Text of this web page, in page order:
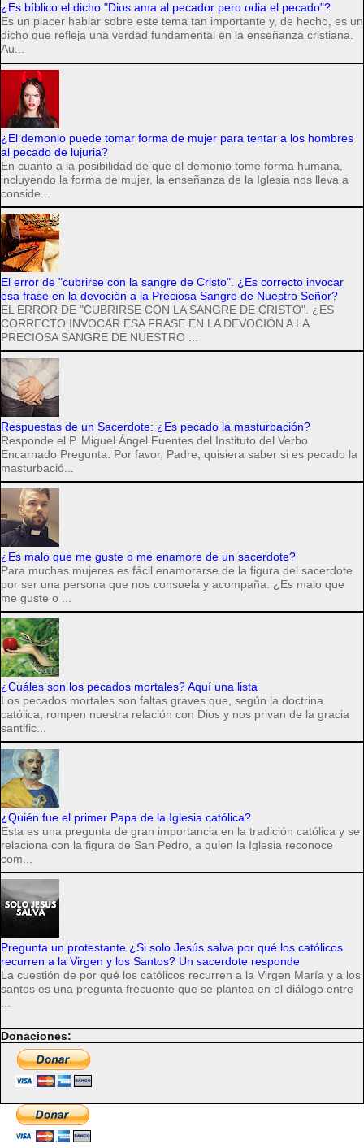
¿Es bíblico el dicho "Dios ama al pecador pero odia el pecado"?
Es un placer hablar sobre este tema tan importante y, de hecho, es un
dicho que refleja una verdad fundamental en la enseñanza cristiana.
Au...
¿El demonio puede tomar forma de mujer para tentar a los hombres
al pecado de lujuria?
En cuanto a la posibilidad de que el demonio tome forma humana,
incluyendo la forma de mujer, la enseñanza de la Iglesia nos lleva a
conside...
El error de "cubrirse con la sangre de Cristo". ¿Es correcto invocar
esa frase en la devoción a la Preciosa Sangre de Nuestro Señor?
EL ERROR DE "CUBRIRSE CON LA SANGRE DE CRISTO". ¿ES
CORRECTO INVOCAR ESA FRASE EN LA DEVOCIÓN A LA
PRECIOSA SANGRE DE NUESTRO ...
Respuestas de un Sacerdote: ¿Es pecado la masturbación?
Responde el P. Miguel Ángel Fuentes del Instituto del Verbo
Encarnado Pregunta: Por favor, Padre, quisiera saber si es pecado la
masturbació...
¿Es malo que me guste o me enamore de un sacerdote?
Para muchas mujeres es fácil enamorarse de la figura del sacerdote
por ser una persona que nos consuela y acompaña. ¿Es malo que
me guste o ...
¿Cuáles son los pecados mortales? Aquí una lista
Los pecados mortales son faltas graves que, según la doctrina
católica, rompen nuestra relación con Dios y nos privan de la gracia
santific...
¿Quién fue el primer Papa de la Iglesia católica?
Esta es una pregunta de gran importancia en la tradición católica y se
relaciona con la figura de San Pedro, a quien la Iglesia reconoce
com...
Pregunta un protestante ¿Si solo Jesús salva por qué los católicos
recurren a la Virgen y los Santos? Un sacerdote responde
La cuestión de por qué los católicos recurren a la Virgen María y a los
santos es una pregunta frecuente que se plantea en el diálogo entre
Donaciones: